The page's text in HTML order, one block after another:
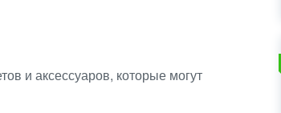
и аксессуаров, которые могут